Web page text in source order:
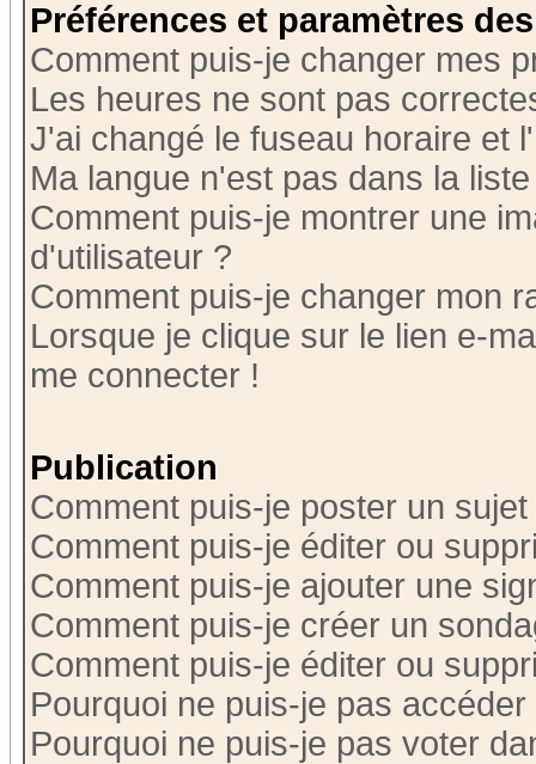
Préférences et paramètres
Comment puis-je changer mes
Les heures ne sont pas
J'ai changé le fuseau horaire et
Ma langue n'est pas dans la
Comment puis-je montrer une
d'utilisateur ?
Comment puis-je changer mon
Lorsque je clique sur le lien e-
me connecter !
Publication
Comment puis-je poster un
Comment puis-je éditer ou
Comment puis-je ajouter une
Comment puis-je créer un
Comment puis-je éditer ou
Pourquoi ne puis-je pas
Pourquoi ne puis-je pas voter